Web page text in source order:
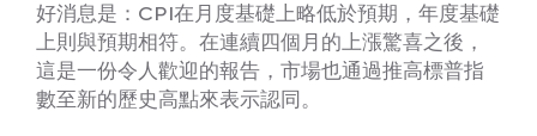
好消息是：CPI在月度基礎上略低於預期，年度基礎
上則與預期相符。在連續四個月的上漲驚喜之後，
這是一份令人歡迎的報告，市場也通過推高標普指
數至新的歷史高點來表示認同。